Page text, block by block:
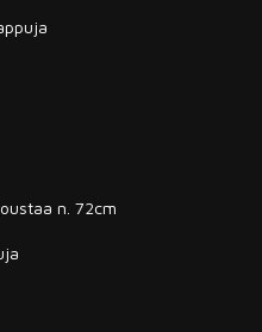
n. 72cm